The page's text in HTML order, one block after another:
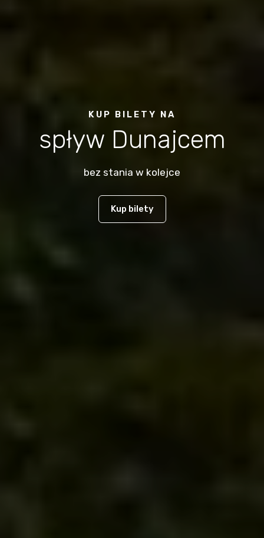
KUP BILETY NA
spływ Dunajcem
bez stania w kolejce
Kup bilety